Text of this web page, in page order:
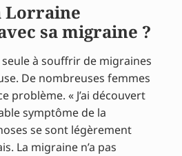
Lorraine
sa migraine ?
seule à souffrir de migraines
De nombreuses femmes
problème. « J’ai découvert
symptôme de la
se sont légèrement
La migraine n’a pas